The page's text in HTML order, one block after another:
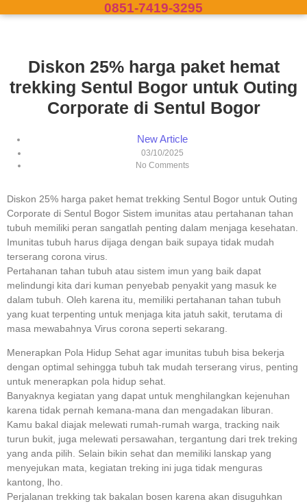
0851-7419-3295
Diskon 25% harga paket hemat
trekking Sentul Bogor untuk Outing
Corporate di Sentul Bogor
New Article
03/10/2025
No Comments
Diskon 25% harga paket hemat trekking Sentul Bogor untuk Outing
Corporate di Sentul Bogor Sistem imunitas atau pertahanan tahan
tubuh memiliki peran sangatlah penting dalam menjaga kesehatan.
Imunitas tubuh harus dijaga dengan baik supaya tidak mudah
terserang corona virus.
Pertahanan tahan tubuh atau sistem imun yang baik dapat
melindungi kita dari kuman penyebab penyakit yang masuk ke
dalam tubuh. Oleh karena itu, memiliki pertahanan tahan tubuh
yang kuat terpenting untuk menjaga kita jatuh sakit, terutama di
masa mewabahnya Virus corona seperti sekarang.
Menerapkan Pola Hidup Sehat agar imunitas tubuh bisa bekerja
dengan optimal sehingga tubuh tak mudah terserang virus, penting
untuk menerapkan pola hidup sehat.
Banyaknya kegiatan yang dapat untuk menghilangkan kejenuhan
karena tidak pernah kemana-mana dan mengadakan liburan.
Kamu bakal diajak melewati rumah-rumah warga, tracking naik
turun bukit, juga melewati persawahan, tergantung dari trek treking
yang anda pilih. Selain bikin sehat dan memiliki lanskap yang
menyejukan mata, kegiatan treking ini juga tidak menguras
kantong, lho.
Perjalanan trekking tak bakalan bosen karena akan disuguhkan